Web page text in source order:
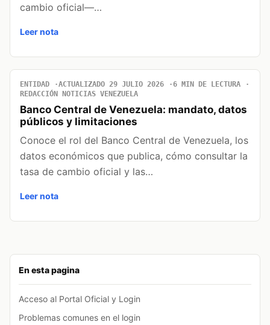
En esta pagina
Acceso al Portal Oficial y Login
Problemas comunes en el login
cambio oficial—…
Leer nota
ENTIDAD ACTUALIZADO 29 JULIO 2026
6 MIN DE LECTURA
REDACCIÓN NOTICIAS VENEZUELA
Banco Central de Venezuela: mandato, datos
públicos y limitaciones
Conoce el rol del Banco Central de Venezuela, los
datos económicos que publica, cómo consultar la
tasa de cambio oficial y las…
Leer nota